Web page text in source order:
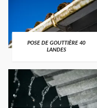
POSE DE GOUTTIÈRE 40
LANDES